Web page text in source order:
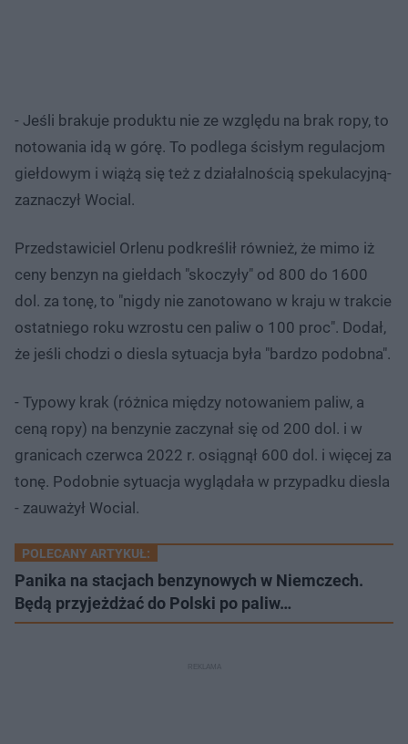
- Jeśli brakuje produktu nie ze względu na brak ropy, to
notowania idą w górę. To podlega ścisłym regulacjom
giełdowym i wiążą się też z działalnością spekulacyjną-
zaznaczył Wocial.
Przedstawiciel Orlenu podkreślił również, że mimo iż
ceny benzyn na giełdach "skoczyły" od 800 do 1600
dol. za tonę, to "nigdy nie zanotowano w kraju w trakcie
ostatniego roku wzrostu cen paliw o 100 proc". Dodał,
że jeśli chodzi o diesla sytuacja była "bardzo podobna".
- Typowy krak (różnica między notowaniem paliw, a
ceną ropy) na benzynie zaczynał się od 200 dol. i w
granicach czerwca 2022 r. osiągnął 600 dol. i więcej za
tonę. Podobnie sytuacja wyglądała w przypadku diesla
- zauważył Wocial.
POLECANY ARTYKUŁ:
Panika na stacjach benzynowych w Niemczech.
Będą przyjeżdżać do Polski po paliw…